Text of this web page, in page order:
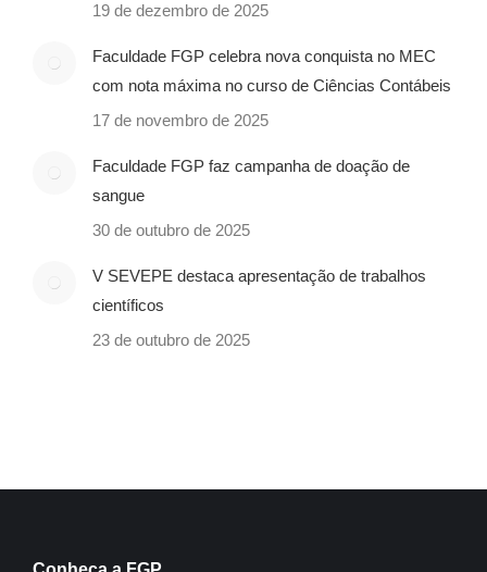
19 de dezembro de 2025
Faculdade FGP celebra nova conquista no MEC
com nota máxima no curso de Ciências Contábeis
17 de novembro de 2025
Faculdade FGP faz campanha de doação de
sangue
30 de outubro de 2025
V SEVEPE destaca apresentação de trabalhos
científicos
23 de outubro de 2025